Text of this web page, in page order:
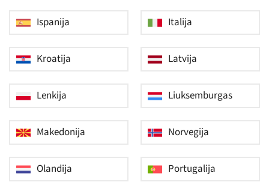
Ispanija Italija
Kroatija Latvija
Lenkija Liuksemburgas
Makedonija Norvegija
Olandija Portugalija